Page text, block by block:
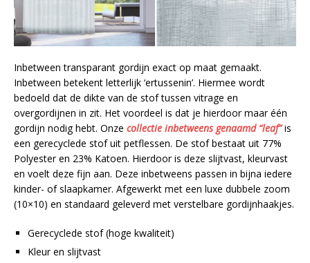
Inbetween transparant gordijn exact op maat gemaakt.
Inbetween betekent letterlijk ‘ertussenin’. Hiermee wordt
bedoeld dat de dikte van de stof tussen vitrage en
overgordijnen in zit. Het voordeel is dat je hierdoor maar één
gordijn nodig hebt. Onze collectie inbetweens genaamd “leaf”is
een gerecyclede stof uit petflessen. De stof bestaat uit 77%
Polyester en 23% Katoen. Hierdoor is deze slijtvast, kleurvast
en voelt deze fijn aan. Deze inbetweens passen in bijna iedere
kinder- of slaapkamer. Afgewerkt met een luxe dubbele zoom
(10×10) en standaard geleverd met verstelbare gordijnhaakjes.
Gerecyclede stof (hoge kwaliteit)
Kleur en slijtvast